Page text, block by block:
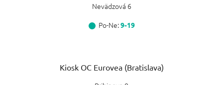
Nevädzová 6
Po-Ne:9-19
Kiosk OC Eurovea (Bratislava)